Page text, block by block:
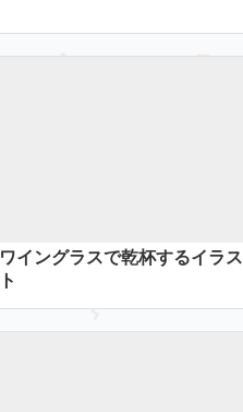
ワイングラスで乾杯するイラス
ト